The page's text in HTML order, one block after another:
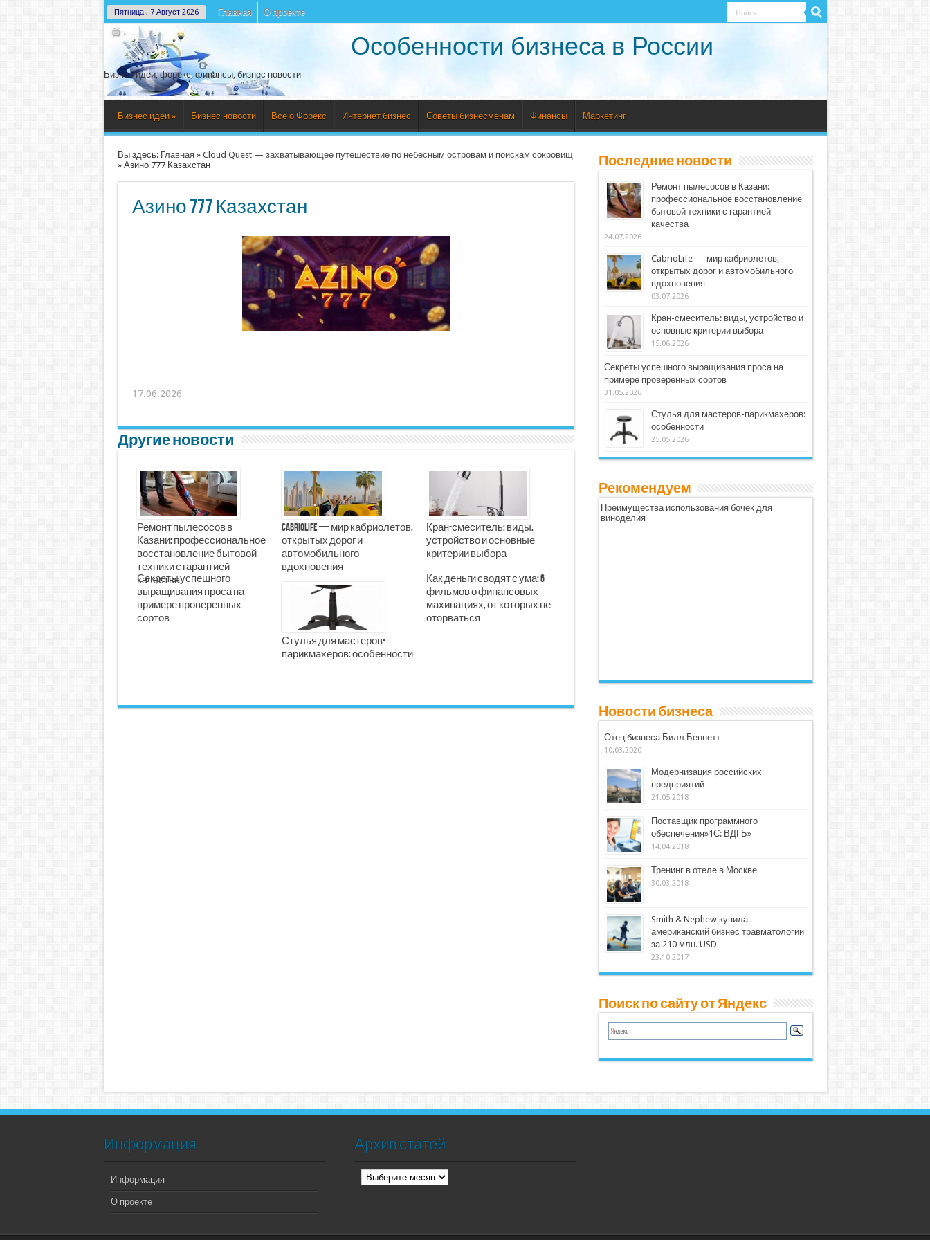
Пятница , 7 Август 2026 Главная О проекте
Особенности бизнеса в России
Бизнес идеи, форекс, финансы, бизнес новости
Бизнес идеи » Бизнес новости Все о Форекс Интернет бизнес Советы бизнесменам Финансы Маркетинг
Вы здесь: Главная» Cloud Quest — захватывающее путешествие по небесным островам и поискам сокровищ
» Азино 777 Казахстан
Азино 777 Казахстан
17.06.2026
Другие новости
Ремонт пылесосов в
Казани: профессиональное
восстановление бытовой
техники с гарантией
качества
CabrioLife — мир кабриолетов,
открытых дорог и
автомобильного
вдохновения
Кран-смеситель: виды,
устройство и основные
критерии выбора
Секреты успешного
выращивания проса на
примере проверенных
сортов
Стулья для мастеров-
парикмахеров: особенности
Как деньги сводят с ума: 6
фильмов о финансовых
махинациях, от которых не
оторваться
Последние новости
Ремонт пылесосов в Казани:
профессиональное восстановление
бытовой техники с гарантией
качества
24.07.2026
CabrioLife — мир кабриолетов,
открытых дорог и автомобильного
вдохновения
03.07.2026
Кран-смеситель: виды, устройство и
основные критерии выбора
15.06.2026
Секреты успешного выращивания проса на
примере проверенных сортов
31.05.2026
Стулья для мастеров-парикмахеров:
особенности
25.05.2026
Рекомендуем
Преимущества использования бочек для
виноделия
Новости бизнеса
Отец бизнеса Билл Беннетт
10.03.2020
Модернизация российских
предприятий
21.05.2018
Поставщик программного
обеспечения»1С: ВДГБ»
14.04.2018
Тренинг в отеле в Москве
30.03.2018
Smith & Nephew купила
американский бизнес травматологии
за 210 млн. USD
23.10.2017
Поиск по сайту от Яндекс
Информация
Информация
О проекте
Архив статей
Архив
статей